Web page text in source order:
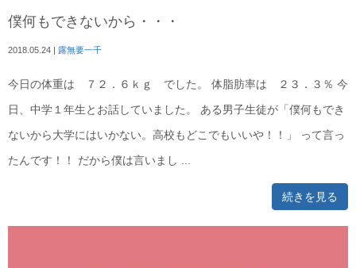
僕何もできないから・・・
2018.05.24 | 露無要一千
今日の体重は ７２．６ｋｇ でした。 体脂肪率は ２３．３％ 今
日、中学１年生とお話していました。 ある男子生徒が「僕何もでき
ないから大学にはいかない。高校もどこでもいいや！！」 って言っ
たんです！！ だから僕は言いまし ...
続きを見る